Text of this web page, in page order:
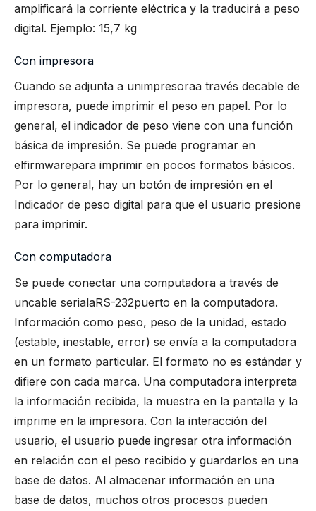
amplificará la corriente eléctrica y la traducirá a peso
digital. Ejemplo: 15,7 kg
Con impresora
Cuando se adjunta a unimpresoraa través decable de
impresora, puede imprimir el peso en papel. Por lo
general, el indicador de peso viene con una función
básica de impresión. Se puede programar en
elfirmwarepara imprimir en pocos formatos básicos.
Por lo general, hay un botón de impresión en el
Indicador de peso digital para que el usuario presione
para imprimir.
Con computadora
Se puede conectar una computadora a través de
uncable serialaRS-232puerto en la computadora.
Información como peso, peso de la unidad, estado
(estable, inestable, error) se envía a la computadora
en un formato particular. El formato no es estándar y
difiere con cada marca. Una computadora interpreta
la información recibida, la muestra en la pantalla y la
imprime en la impresora. Con la interacción del
usuario, el usuario puede ingresar otra información
en relación con el peso recibido y guardarlos en una
base de datos. Al almacenar información en una
base de datos, muchos otros procesos pueden